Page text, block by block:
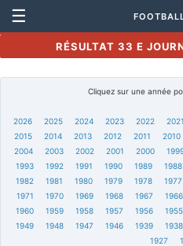
☰
RÉSULTAT 33 E
Cliquez sur une année
2026 2025 2024 2023 2022 2021
2015
2014 2013 2012 2011 2010
2004
2003 2002 2001 2000
1993
1992 1991 1990 1989 1988
1982
1981 1980 1979 1978 1977
1971
1970 1969 1968 1967 1966
1960
1959 1958 1957 1956 1955
1949
1948 1947 1946 1939 1938
1927